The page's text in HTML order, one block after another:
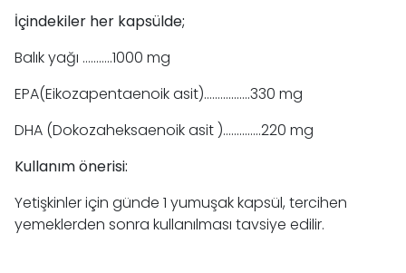
İçindekiler her kapsülde;
Balık yağı ………..1000 mg
EPA(Eikozapentaenoik asit).……….......330 mg
DHA (Dokozaheksaenoik asit )…...........220 mg
Kullanım önerisi:
Yetişkinler için günde 1 yumuşak kapsül, tercihen
yemeklerden sonra kullanılması tavsiye edilir.